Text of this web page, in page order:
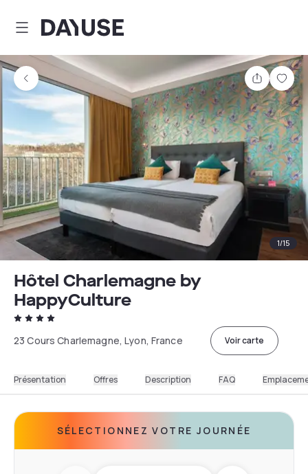
Dayuse
Partager
1/15
Hôtel Charlemagne by
HappyCulture
23 Cours Charlemagne, Lyon, France Voir carte
Présentation Offres Description FAQ
SÉLECTIONNEZ VOTRE JOURNÉE